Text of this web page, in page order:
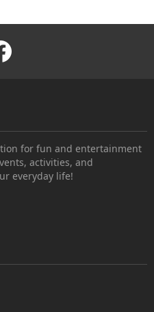
facebook
for fun and entertainment
activities, and
everyday life!